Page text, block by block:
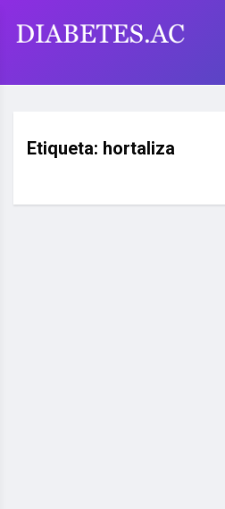
Etiqueta: hortaliza